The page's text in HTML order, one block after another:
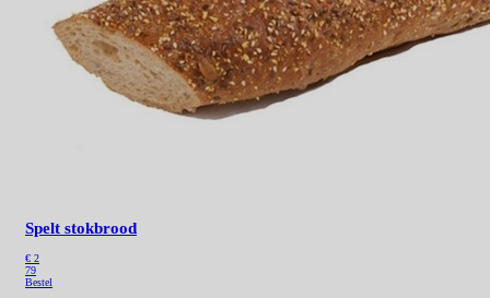
Spelt stokbrood
€ 2
79
Bestel